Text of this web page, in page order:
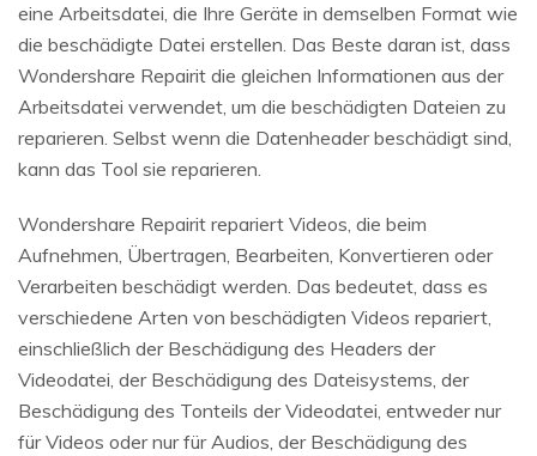
eine Arbeitsdatei, die Ihre Geräte in demselben Format wie
die beschädigte Datei erstellen. Das Beste daran ist, dass
Wondershare Repairit die gleichen Informationen aus der
Arbeitsdatei verwendet, um die beschädigten Dateien zu
reparieren. Selbst wenn die Datenheader beschädigt sind,
kann das Tool sie reparieren.
Wondershare Repairit repariert Videos, die beim
Aufnehmen, Übertragen, Bearbeiten, Konvertieren oder
Verarbeiten beschädigt werden. Das bedeutet, dass es
verschiedene Arten von beschädigten Videos repariert,
einschließlich der Beschädigung des Headers der
Videodatei, der Beschädigung des Dateisystems, der
Beschädigung des Tonteils der Videodatei, entweder nur
für Videos oder nur für Audios, der Beschädigung des